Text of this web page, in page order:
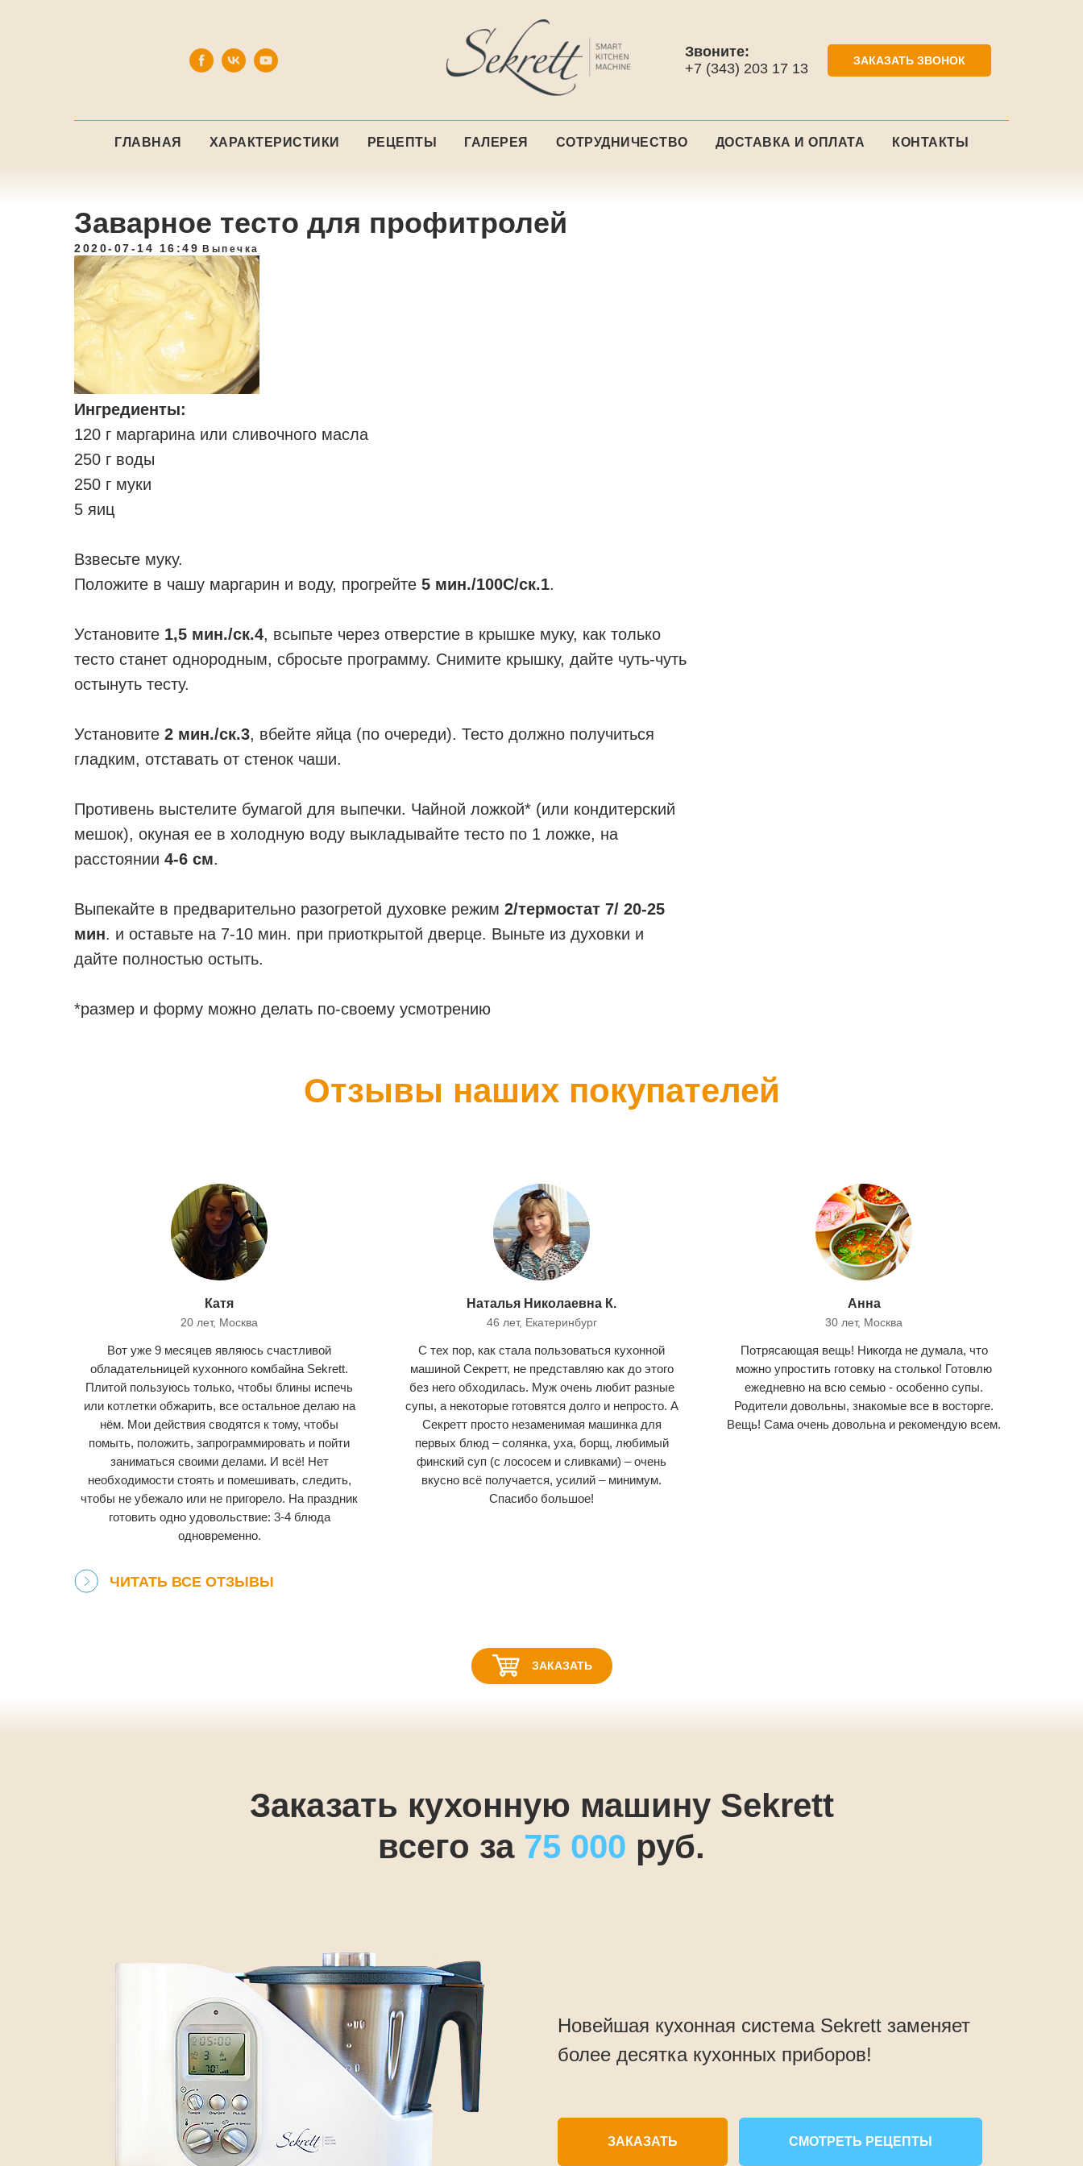
Звоните:
+7 (343) 203 17 13
ЗАКАЗАТЬ ЗВОНОК
ГЛАВНАЯ ХАРАКТЕРИСТИКИ РЕЦЕПТЫ ГАЛЕРЕЯ СОТРУДНИЧЕСТВО ДОСТАВКА И ОПЛАТА КОНТАКТЫ
Заварное тесто для профитролей
2020-07-14 16:49 Выпечка
Ингредиенты:
120 г маргарина или сливочного масла
250 г воды
250 г муки
5 яиц
Взвесьте муку.
Положите в чашу маргарин и воду, прогрейте 5 мин./100С/ск.1.
Установите 1,5 мин./ск.4, всыпьте через отверстие в крышке муку, как только
тесто станет однородным, сбросьте программу. Снимите крышку, дайте чуть-чуть
остынуть тесту.
Установите 2 мин./ск.3, вбейте яйца (по очереди). Тесто должно получиться
гладким, отставать от стенок чаши.
Противень выстелите бумагой для выпечки. Чайной ложкой* (или кондитерский
мешок), окуная ее в холодную воду выкладывайте тесто по 1 ложке, на
расстоянии 4-6 см.
Выпекайте в предварительно разогретой духовке режим 2/термостат 7/ 20-25
мин. и оставьте на 7-10 мин. при приоткрытой дверце. Выньте из духовки и
дайте полностью остыть.
*размер и форму можно делать по-своему усмотрению
Отзывы наших покупателей
Катя
20 лет, Москва
Вот уже 9 месяцев являюсь счастливой
обладательницей кухонного комбайна Sekrett.
Плитой пользуюсь только, чтобы блины испечь
или котлетки обжарить, все остальное делаю на
нём. Мои действия сводятся к тому, чтобы
помыть, положить, запрограммировать и пойти
заниматься своими делами. И всё! Нет
необходимости стоять и помешивать, следить,
чтобы не убежало или не пригорело. На праздник
готовить одно удовольствие: 3-4 блюда
одновременно.
Наталья Николаевна К.
46 лет, Екатеринбург
С тех пор, как стала пользоваться кухонной
машиной Секретт, не представляю как до этого
без него обходилась. Муж очень любит разные
супы, а некоторые готовятся долго и непросто. А
Секретт просто незаменимая машинка для
первых блюд – солянка, уха, борщ, любимый
финский суп (с лососем и сливками) – очень
вкусно всё получается, усилий – минимум.
Спасибо большое!
Анна
30 лет, Москва
Потрясающая вещь! Никогда не думала, что
можно упростить готовку на столько! Готовлю
ежедневно на всю семью - особенно супы.
Родители довольны, знакомые все в восторге.
Вещь! Сама очень довольна и рекомендую всем.
ЧИТАТЬ ВСЕ ОТЗЫВЫ
ЗАКАЗАТЬ
Заказать кухонную машину Sekrett
всего за 75 000 руб.
Новейшая кухонная система Sekrett заменяет
более десятка кухонных приборов!
ЗАКАЗАТЬ СМОТРЕТЬ РЕЦЕПТЫ